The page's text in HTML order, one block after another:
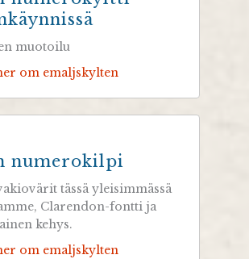
muotoilu
om emaljskylten
numerokilpi
tässä yleisimmässä
Clarendon-fontti ja
kehys.
om emaljskylten